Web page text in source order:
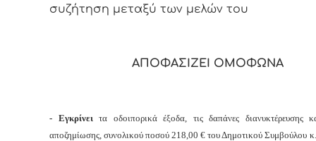
συζήτηση μεταξύ των μελών του
ΑΠΟΦΑΣΙΖΕΙ ΟΜΟΦΩΝΑ
- Εγκρίνει τα οδοιπορικά έξοδα, τις δαπάνες διανυκτέρευσης
αποζημίωσης, συνολικού ποσού 218,00 € του Δημοτικού Συμβούλου